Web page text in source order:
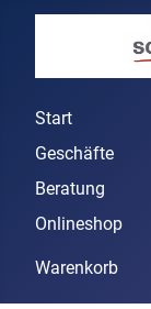
Start
Geschäfte
Beratung
Onlineshop
Warenkorb